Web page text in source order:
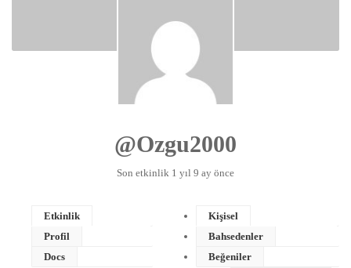
@ozgu2000
Son etkinlik 1 yıl 9 ay önce
Etkinlik
Profil
Docs
Kişisel
Bahsedenler
Beğeniler